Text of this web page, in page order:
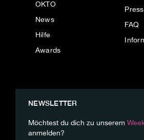
OKTO
News
Hilfe
Awards
FAQ
NEWSLETTER
Möchtest du dich zu unserem
anmelden?